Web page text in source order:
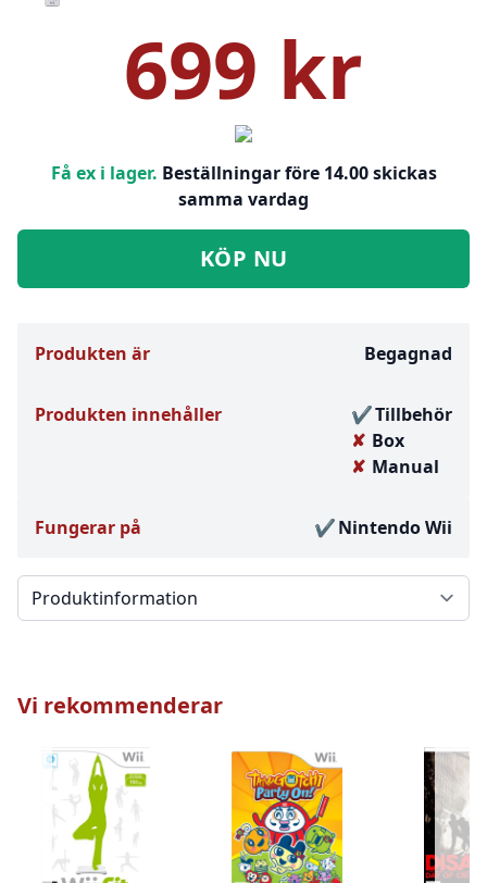
699 kr
Få ex i lager. Beställningar före 14.00 skickas
samma vardag
KÖP NU
Produkten är Begagnad
Produkten innehåller
Tillbehör
Box
Manual
Fungerar på Nintendo Wii
Välj en flik
Vi rekommenderar